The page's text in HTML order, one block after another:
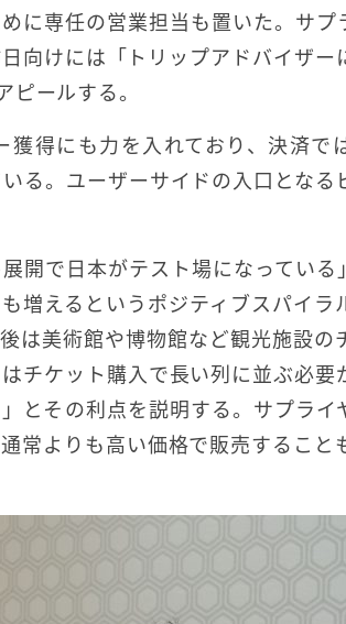
に専任の営業担当も置いた。サ
向けには「トリップアドバイザー
ールする。
得にも力を入れており、決済で
る。ユーザーサイドの入口となる
開で日本がテスト場になっている
増えるというポジティブスパイラ
は美術館や博物館など観光施設の
チケット購入で長い列に並ぶ必要
とその利点を説明する。サプラ
常よりも高い価格で販売すること